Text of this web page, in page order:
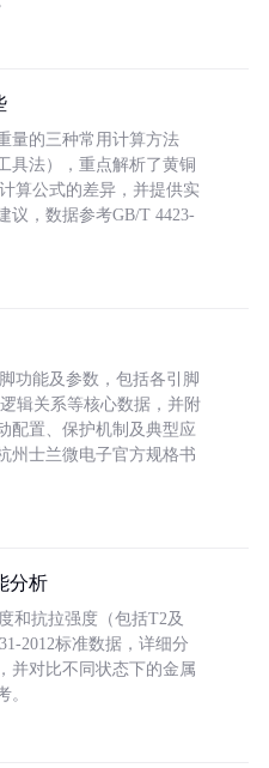
量的三种常用计算方法
具法），重点解析了黄铜
算公式的差异，并提供实
议，数据参考GB/T 4423-
功能及参数，包括各引脚
辑关系等核心数据，并附
配置、保护机制及典型应
州士兰微电子官方规格书
分析
和抗拉强度（包括T2及
2012标准数据，详细分
并对比不同状态下的金属
。